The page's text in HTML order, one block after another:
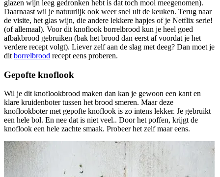
glazen wijn leeg gedronken hebt is dat toch mooi meegenomen).
Daarnaast wil je natuurlijk ook weer snel uit de keuken. Terug naar
de visite, het glas wijn, die andere lekkere hapjes of je Netflix serie!
(of allemaal). Voor dit knoflook borrelbrood kun je heel goed
afbakbrood gebruiken (bak het brood dan eerst af voordat je het
verdere recept volgt). Liever zelf aan de slag met deeg? Dan moet je
dit borrelbrood recept eens proberen.
Gepofte knoflook
Wil je dit knoflookbrood maken dan kan je gewoon een kant en
klare kruidenboter tussen het brood smeren. Maar deze
knoflookboter met gepofte knoflook is zo intens lekker. Je gebruikt
een hele bol. En nee dat is niet veel.. Door het poffen, krijgt de
knoflook een hele zachte smaak. Probeer het zelf maar eens.